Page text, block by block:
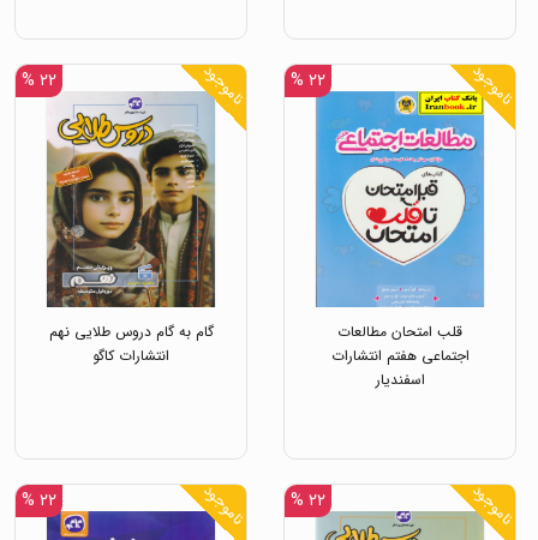
ناموجود ۲۲ %
قلب امتحان مطالعات
اجتماعی هفتم انتشارات
اسفندیار
ناموجود ۲۲ %
گام به گام دروس طلایی نهم
انتشارات کاگو
ناموجود ۲۲ % ناموجود ۲۲ %